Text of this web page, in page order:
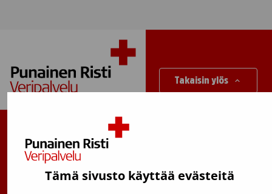
Tämä sivusto käyttää evästeitä
Takaisin ylös
Suomen Punainen Risti, Veripalvelu
Maksuton verenluovuttajien info:
0800 05801(ma–pe 8–17)